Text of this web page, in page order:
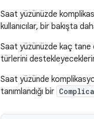
Saat yüzünüzde
kullanıcılar, bir bakışta
Saat yüzünüzde kaç tane
türlerini
Saat yüzünde
tanımlandığı bir